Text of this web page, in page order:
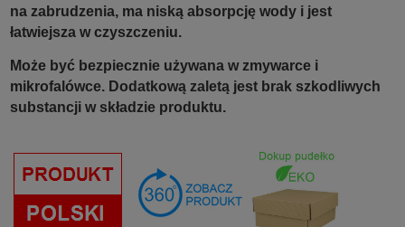
na zabrudzenia, ma niską absorpcję wody i jest
łatwiejsza w czyszczeniu.
Może być bezpiecznie używana w zmywarce i
mikrofalówce. Dodatkową zaletą jest brak szkodliwych
substancji w składzie produktu.